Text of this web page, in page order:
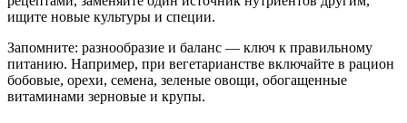
ищите новые культуры и специи.
Запомните: разнообразие и баланс — ключ к правильному
питанию. Например, при вегетарианстве включайте в рацион
бобовые, орехи, семена, зеленые овощи, обогащенные
витаминами зерновые и крупы.